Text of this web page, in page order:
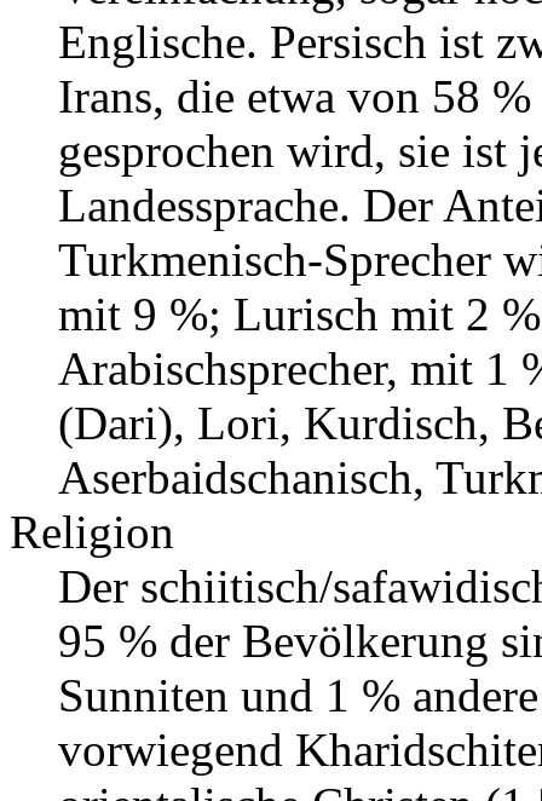
Englische. Persisch ist
Irans, die etwa von 58
gesprochen wird, sie ist
Landessprache. Der
Turkmenisch-Sprecher
mit 9 %; Lurisch mit 2
Arabischsprecher, mit 1
(Dari), Lori, Kurdisch,
Aserbaidschanisch,
Religion
Der schiitisch/
95 % der Bevölkerung
Sunniten und 1 %
vorwiegend